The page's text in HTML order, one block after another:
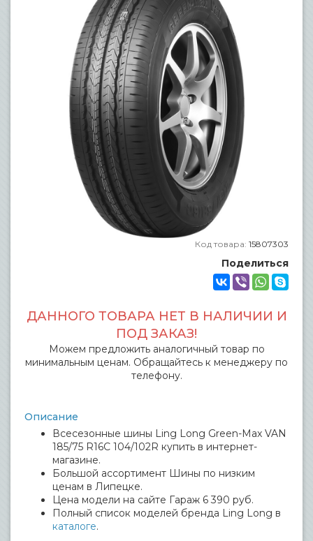
Код товара: 15807303
Поделиться
ДАННОГО ТОВАРА НЕТ В НАЛИЧИИ И
ПОД ЗАКАЗ!
Можем предложить аналогичный товар по
минимальным ценам. Обращайтесь к менеджеру по
телефону.
Описание
Всесезонные шины Ling Long Green-Max VAN
185/75 R16C 104/102R купить в интернет-
магазине.
Большой ассортимент Шины по низким
ценам в Липецке.
Цена модели на сайте Гараж 6 390 руб.
Полный список моделей бренда Ling Long в
каталоге.